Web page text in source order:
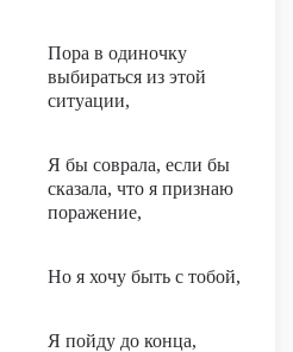
Пора в одиночку
выбираться из этой
ситуации,
Я бы соврала, если бы
сказала, что я признаю
поражение,
Но я хочу быть с тобой,
Я пойду до конца,